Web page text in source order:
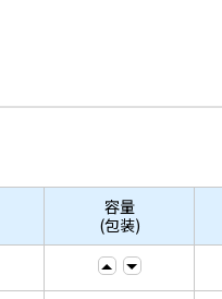
容量
(包装)